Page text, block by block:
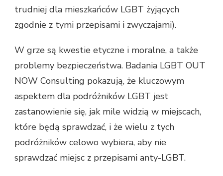
trudniej dla mieszkańców LGBT żyjących
zgodnie z tymi przepisami i zwyczajami).
W grze są kwestie etyczne i moralne, a także
problemy bezpieczeństwa. Badania LGBT OUT
NOW Consulting pokazują, że kluczowym
aspektem dla podróżników LGBT jest
zastanowienie się, jak mile widzią w miejscach,
które będą sprawdzać, i że wielu z tych
podróżników celowo wybiera, aby nie
sprawdzać miejsc z przepisami anty-LGBT.